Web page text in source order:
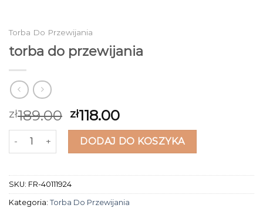
Torba Do Przewijania
torba do przewijania
zł189.00 zł118.00
ilość torba do przewijaniaDODAJ DO KOSZYKA
SKU: FR-40111924
Kategoria: Torba Do Przewijania